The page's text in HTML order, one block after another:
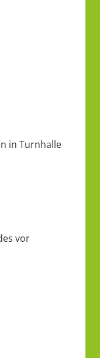
in Turnhalle
vor